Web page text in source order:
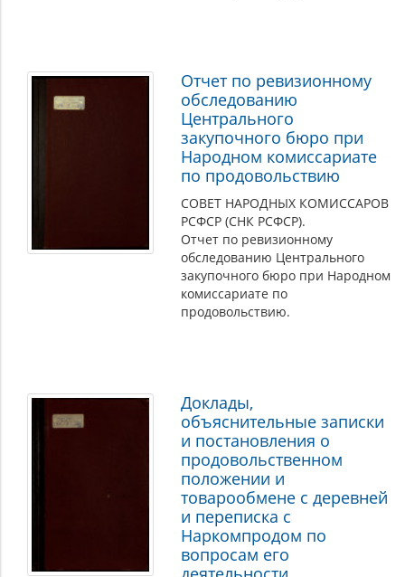
Отчет по ревизионному
обследованию
Центрального
закупочного бюро при
Народном комиссариате
по продовольствию
СОВЕТ НАРОДНЫХ КОМИССАРОВ
РСФСР (СНК РСФСР).
Отчет по ревизионному
обследованию Центрального
закупочного бюро при Народном
комиссариате по
продовольствию.
Доклады,
объяснительные записки
и постановления о
продовольственном
положении и
товарообмене с деревней
и переписка с
Наркомпродом по
вопросам его